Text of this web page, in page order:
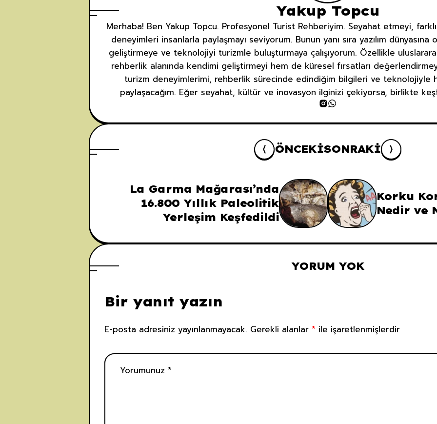
Yakup Topcu
Merhaba! Ben Yakup Topcu. Profesyonel Turist Rehberiyim. Seyahat etmeyi,
deneyimleri insanlarla paylaşmayı seviyorum. Bunun yanı sıra yazılım
geliştirmeye ve teknolojiyi turizmle buluşturmaya çalışıyorum. Özellikle
rehberlik alanında kendimi geliştirmeyi hem de küresel fırsatları
turizm deneyimlerimi, rehberlik sürecinde edindiğim bilgileri ve teknolojiyle
paylaşacağım. Eğer seyahat, kültür ve inovasyon ilginizi çekiyorsa, birlikte
ÖNCEKISONRAKI
La Garma Mağarası’nda
16.800 Yıllık Paleolitik
Yerleşim Keşfedildi
Korku
Nedir ve
YORUM YOK
Bir yanıt yazın
E-posta adresiniz yayınlanmayacak. Gerekli alanlar * ile işaretlenmişlerdir